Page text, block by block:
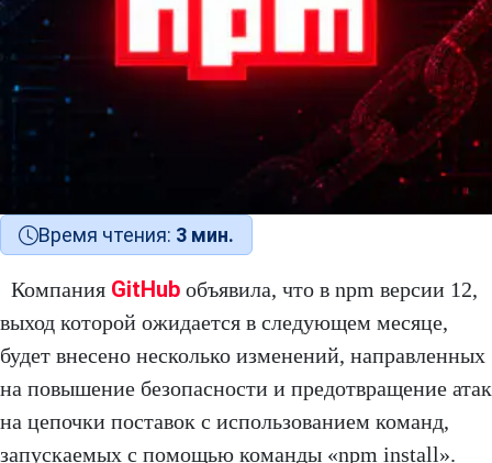
Время чтения: 3 мин.
Компания GitHub объявила, что в npm версии 12,
выход которой ожидается в следующем месяце,
будет внесено несколько изменений, направленных
на повышение безопасности и предотвращение атак
на цепочки поставок с использованием команд,
запускаемых с помощью команды «npm install».